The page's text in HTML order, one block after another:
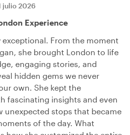
julio 2026
Experience
exceptional. From the moment
she brought London to life
engaging stories, and
hidden gems we never
own. She kept the
fascinating insights and even
unexpected stops that became
of the day. What